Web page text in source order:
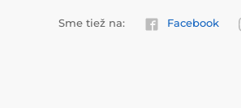
Sme tiež na: Facebook